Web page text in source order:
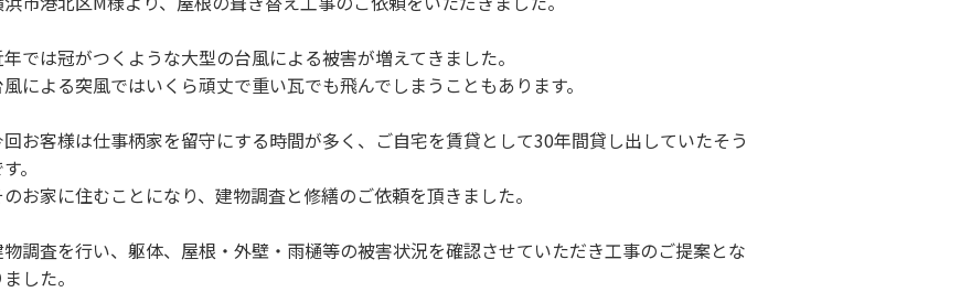
では冠がつくような大型の台風による被害が増えてきました。
による突風ではいくら頑丈で重い瓦でも飛んでしまうこともあります。
お客様は仕事柄家を留守にする時間が多く、ご自宅を賃貸として30年間貸し出していたそう
。
のお家に住むことになり、建物調査と修繕のご依頼を頂きました。
調査を行い、躯体、屋根・外壁・雨樋等の被害状況を確認させていただき工事のご提案とな
ました。